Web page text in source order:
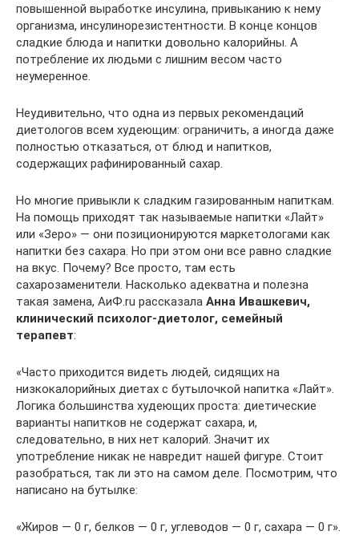
повышенной выработке инсулина, привыканию к нему
организма, инсулинорезистентности. В конце концов
сладкие блюда и напитки довольно калорийны. А
потребление их людьми с лишним весом часто
неумеренное.
Неудивительно, что одна из первых рекомендаций
диетологов всем худеющим: ограничить, а иногда даже
полностью отказаться, от блюд и напитков,
содержащих рафинированный сахар.
Но многие привыкли к сладким газированным напиткам.
На помощь приходят так называемые напитки «Лайт»
или «Зеро» — они позиционируются маркетологами как
напитки без сахара. Но при этом они все равно сладкие
на вкус. Почему? Все просто, там есть
сахарозаменители. Насколько адекватна и полезна
такая замена, АиФ.ru рассказала Анна Ивашкевич,
клинический психолог-диетолог, семейный
терапевт:
«Часто приходится видеть людей, сидящих на
низкокалорийных диетах с бутылочкой напитка «Лайт».
Логика большинства худеющих проста: диетические
варианты напитков не содержат сахара, и,
следовательно, в них нет калорий. Значит их
употребление никак не навредит нашей фигуре. Стоит
разобраться, так ли это на самом деле. Посмотрим, что
написано на бутылке:
«Жиров — 0 г, белков — 0 г, углеводов — 0 г, сахара — 0 г».